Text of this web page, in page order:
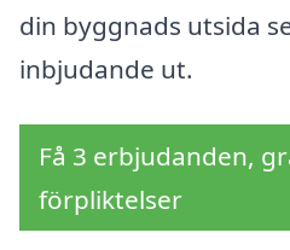
din byggnads utsida
inbjudande ut.
Få 3 erbjudanden,
förpliktelser